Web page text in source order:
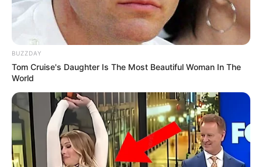
Kekejaman Khmer Merah,
Rezim Diktator yang
Menghabisi Nyawa
Rakyatnya
Tanpa Mesin Mampu
Berlayar ke Australia
BUZZDAY
Tom Cruise's Daughter Is The Most Beautiful Woman In The
World